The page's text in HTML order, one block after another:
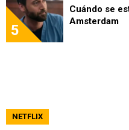
5
Cuándo se
Amsterdam
NETFLIX